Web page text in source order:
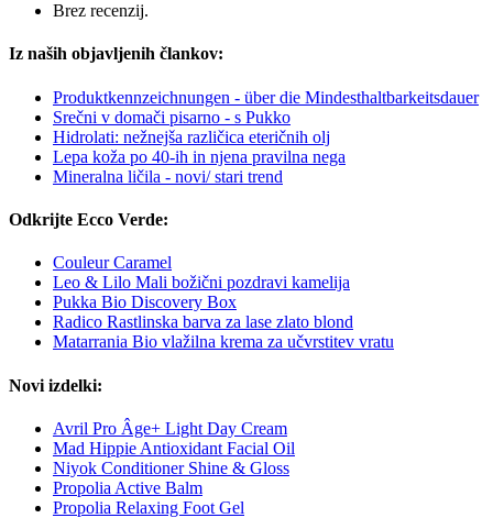
Brez recenzij.
Iz naših objavljenih člankov:
Produktkennzeichnungen - über die Mindesthaltbarkeitsdauer
Srečni v domači pisarno - s Pukko
Hidrolati: nežnejša različica eteričnih olj
Lepa koža po 40-ih in njena pravilna nega
Mineralna ličila - novi/ stari trend
Odkrijte Ecco Verde:
Couleur Caramel
Leo & Lilo Mali božični pozdravi kamelija
Pukka Bio Discovery Box
Radico Rastlinska barva za lase zlato blond
Matarrania Bio vlažilna krema za učvrstitev vratu
Novi izdelki:
Avril Pro Âge+ Light Day Cream
Mad Hippie Antioxidant Facial Oil
Niyok Conditioner Shine & Gloss
Propolia Active Balm
Propolia Relaxing Foot Gel